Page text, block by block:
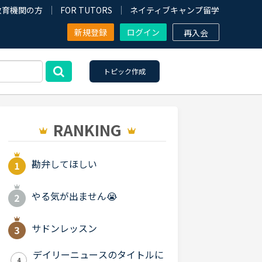
機関の方 FOR TUTORS
ネイティブキャンプ留学
新規登録
ログイン 再入会
トピック作成
RANKING
勘弁してほしい
やる気が出ません😭
サドンレッスン
4
デイリーニュースのタイトルに